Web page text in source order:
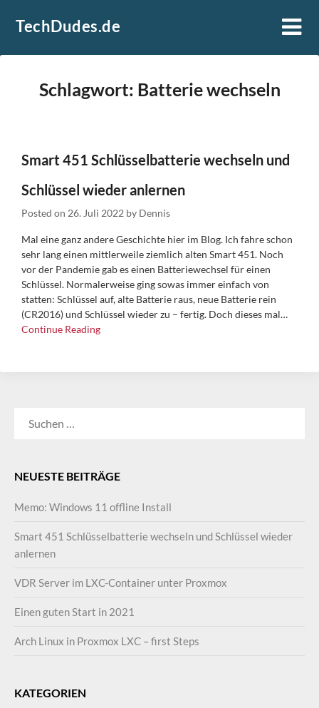
TechDudes.de
Schlagwort: Batterie wechseln
Smart 451 Schlüsselbatterie wechseln und
Schlüssel wieder anlernen
Posted on 26. Juli 2022 by Dennis
Mal eine ganz andere Geschichte hier im Blog. Ich fahre schon
sehr lang einen mittlerweile ziemlich alten Smart 451. Noch
vor der Pandemie gab es einen Batteriewechsel für einen
Schlüssel. Normalerweise ging sowas immer einfach von
statten: Schlüssel auf, alte Batterie raus, neue Batterie rein
(CR2016) und Schlüssel wieder zu – fertig. Doch dieses mal…
Continue Reading
NEUESTE BEITRÄGE
Memo: Windows 11 offline Install
Smart 451 Schlüsselbatterie wechseln und Schlüssel wieder
anlernen
VDR Server im LXC-Container unter Proxmox
Einen guten Start in 2021
Arch Linux in Proxmox LXC – first Steps
KATEGORIEN